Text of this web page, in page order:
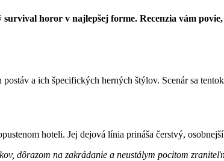
horor v najlepšej forme. Recenzia vám
a ich špecifických herných štýlov. Scenár sa
hoteli. Jej dejová línia prináša čerstvý,
dôrazom na zakrádanie a neustálym pocitom